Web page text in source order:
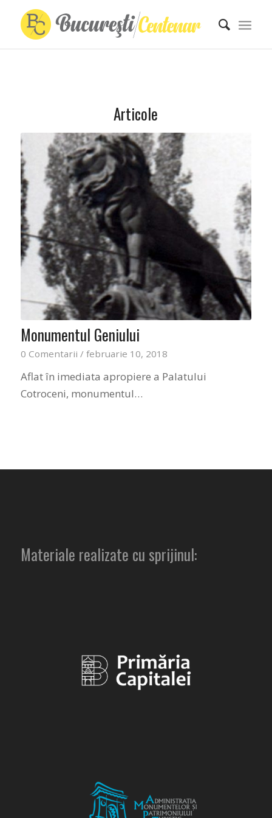
Articole
Monumentul Geniului
0 Comentarii / februarie 10, 2018
Aflat în imediata apropiere a Palatului
Cotroceni, monumentul…
Materiale realizate cu sprijinul: